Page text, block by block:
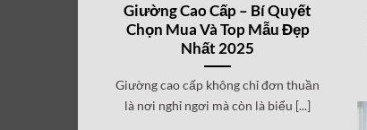
Giường Cao Cấp – Bí Quyết
Chọn Mua Và Top Mẫu Đẹp
Nhất 2025
Giường cao cấp không chỉ đơn thuần
là nơi nghỉ ngơi mà còn là biểu [...]